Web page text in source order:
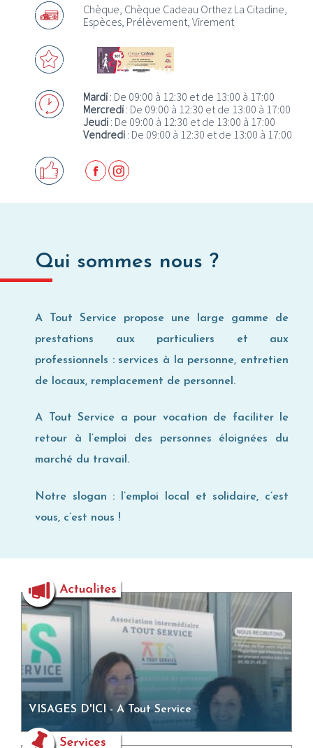
Acheter des chèques Cadeaux
Où utiliser les Chèques Cadeaux ?
Chèque, Chèque Cadeau Orthez La Citadine,
Espèces, Prélèvement, Virement
Mardi: De 09:00 à 12:30 et de 13:00 à 17:00
Mercredi: De 09:00 à 12:30 et de 13:00 à 17:00
Jeudi: De 09:00 à 12:30 et de 13:00 à 17:00
Vendredi: De 09:00 à 12:30 et de 13:00 à 17:00
Qui sommes nous ?
A Tout Service propose une large gamme de
prestations aux particuliers et aux
professionnels : services à la personne, entretien
de locaux, remplacement de personnel.
A Tout Service a pour vocation de faciliter le
retour à l’emploi des personnes éloignées du
marché du travail.
Notre slogan : l’emploi local et solidaire, c’est
vous, c’est nous !
VISAGES D'ICI - A Tout Service